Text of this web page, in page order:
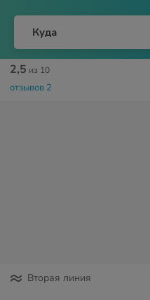
Куда
2,5 из 10
отзывов 2
Вторая линия